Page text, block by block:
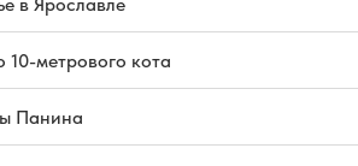
10-метрового кота
Панина